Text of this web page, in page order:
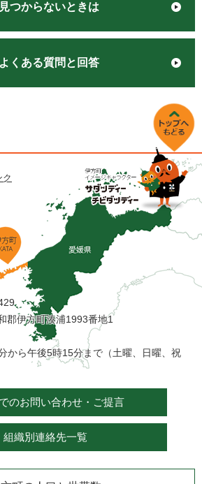
見つからないときは
よくある質問と回答
郡伊方町湊浦1993番地1
から午後5時15分まで（土曜、日曜、祝
のお問い合わせ・ご提言
組織別連絡先一覧